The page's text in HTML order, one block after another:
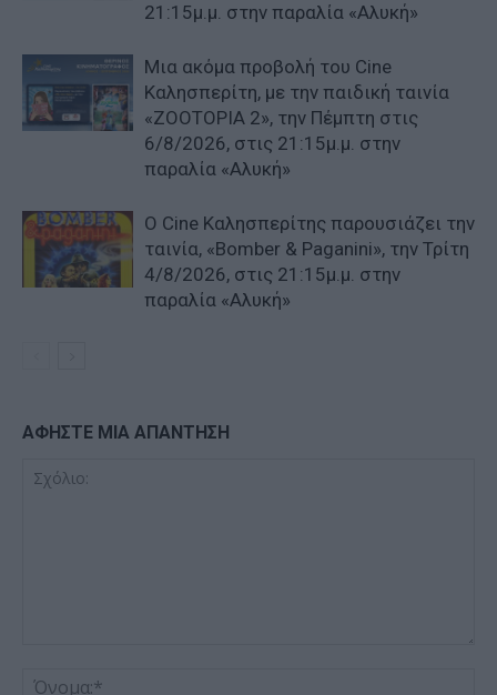
21:15μ.μ. στην παραλία «Αλυκή»
Μια ακόμα προβολή του Cine
Καλησπερίτη, με την παιδική ταινία
«ZOOTOPIA 2», την Πέμπτη στις
6/8/2026, στις 21:15μ.μ. στην
παραλία «Αλυκή»
Ο Cine Καλησπερίτης παρουσιάζει την
ταινία, «Bomber & Paganini», την Τρίτη
4/8/2026, στις 21:15μ.μ. στην
παραλία «Αλυκή»
ΑΦΗΣΤΕ ΜΙΑ ΑΠΑΝΤΗΣΗ